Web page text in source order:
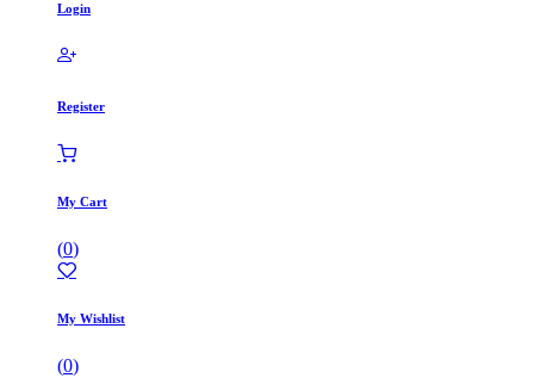
Login
Register
My Cart
(0)
My Wishlist
(0)